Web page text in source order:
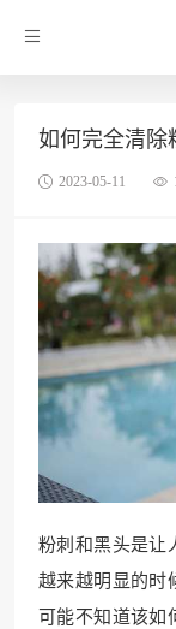
如何完全清除
2023-05-11
粉刺和黑头是让
越来越明显的时
可能不知道该如